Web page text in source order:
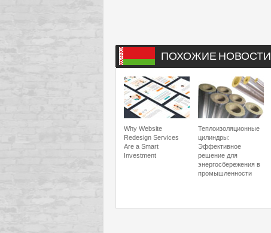
ПОХОЖИЕ НОВОСТИ
Why Website
Redesign Services
Are a Smart
Investment
Теплоизоляционные
цилиндры:
Эффективное
решение для
энергосбережения в
промышленности